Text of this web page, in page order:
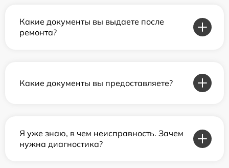
Какие документы вы выдаете после
ремонта?
Какие документы вы предоставляете?
Я уже знаю, в чем неисправность. Зачем
нужна диагностика?